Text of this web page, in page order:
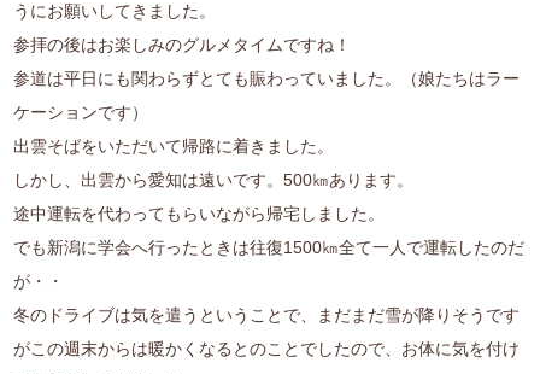
うにお願いしてきました。
参拝の後はお楽しみのグルメタイムですね！
参道は平日にも関わらずとても賑わっていました。（娘たちはラー
ケーションです）
出雲そばをいただいて帰路に着きました。
しかし、出雲から愛知は遠いです。500㎞あります。
途中運転を代わってもらいながら帰宅しました。
でも新潟に学会へ行ったときは往復1500㎞全て一人で運転したのだ
が・・
冬のドライブは気を遣うということで、まだまだ雪が降りそうです
がこの週末からは暖かくなるとのことでしたので、お体に気を付け